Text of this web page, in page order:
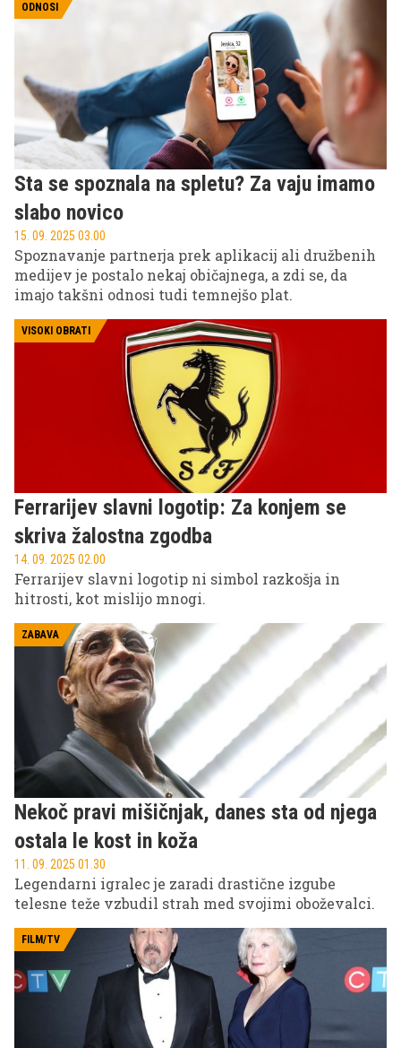
ena tistih, ki razkrivajo kruto ozadje blišča filmske
ODNOSI
Sta se spoznala na spletu? Za vaju imamo
slabo novico
15. 09. 2025 03.00
Spoznavanje partnerja prek aplikacij ali družbenih
medijev je postalo nekaj običajnega, a zdi se, da
imajo takšni odnosi tudi temnejšo plat.
VISOKI OBRATI
Ferrarijev slavni logotip: Za konjem se
skriva žalostna zgodba
14. 09. 2025 02.00
Ferrarijev slavni logotip ni simbol razkošja in
hitrosti, kot mislijo mnogi.
ZABAVA
Nekoč pravi mišičnjak, danes sta od njega
ostala le kost in koža
11. 09. 2025 01.30
Legendarni igralec je zaradi drastične izgube
telesne teže vzbudil strah med svojimi oboževalci.
FILM/TV